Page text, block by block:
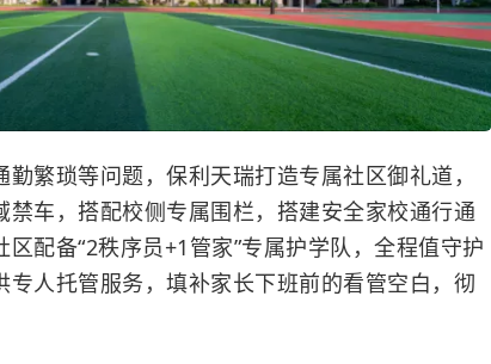
繁琐等问题，保利天瑞打造专属社区御礼道，
车，搭配校侧专属围栏，搭建安全家校通行通
配备“2秩序员+1管家”专属护学队，全程值守护
人托管服务，填补家长下班前的看管空白，彻